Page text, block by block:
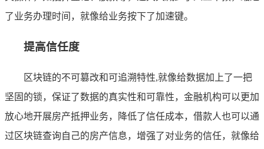
了业务办理时间，就像给业务按下了加速键。
提高信任度
区块链的不可篡改和可追溯特性,就像给数据加上了一把
坚固的锁，保证了数据的真实性和可靠性，金融机构可以更加
放心地开展房产抵押业务，降低了信任成本，借款人也可以通
过区块链查询自己的房产信息，增强了对业务的信任，就像给